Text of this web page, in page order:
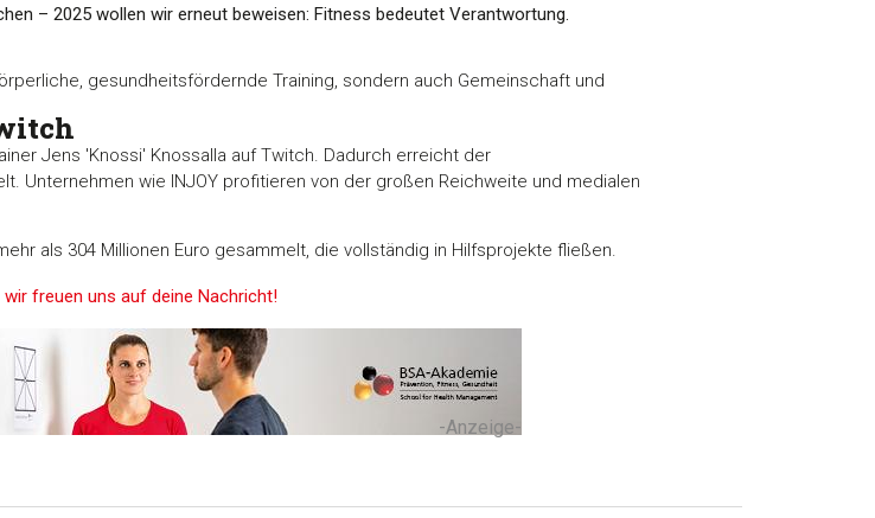
– 2025 wollen wir erneut beweisen: Fitness bedeutet Verantwortung.
gesundheitsfördernde Training, sondern auch Gemeinschaft und
Jens 'Knossi' Knossalla auf Twitch. Dadurch erreicht der
Unternehmen wie INJOY profitieren von der großen Reichweite und medialen
als 304 Millionen Euro gesammelt, die vollständig in Hilfsprojekte fließen.
wir freuen uns auf deine Nachricht!
-Anzeige-